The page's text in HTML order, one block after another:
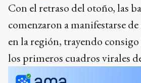
Con el retraso del otoño, las
comenzaron a manifestarse
en la región, trayendo
los primeros cuadros virales